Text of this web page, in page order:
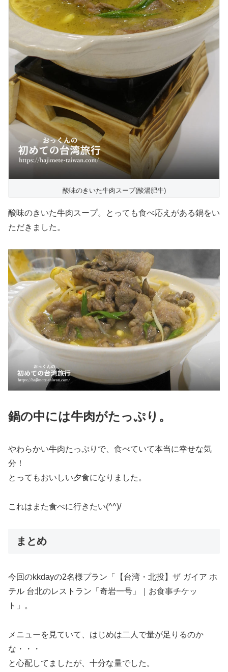
酸味のきいた牛肉スープ(酸湯肥牛)
酸味のきいた牛肉スープ。とっても食べ応えがある鍋をい
ただきました。
鍋の中には牛肉がたっぷり。
やわらかい牛肉たっぷりで、食べていて本当に幸せな気
分！
とってもおいしい夕食になりました。
これはまた食べに行きたい(^^)/
まとめ
今回のkkdayの2名様プラン「【台湾・北投】ザ ガイア ホ
テル 台北のレストラン「奇岩一号」｜お食事チケッ
ト」。
メニューを見ていて、はじめは二人で量が足りるのか
な・・・
と心配してましたが、十分な量でした。